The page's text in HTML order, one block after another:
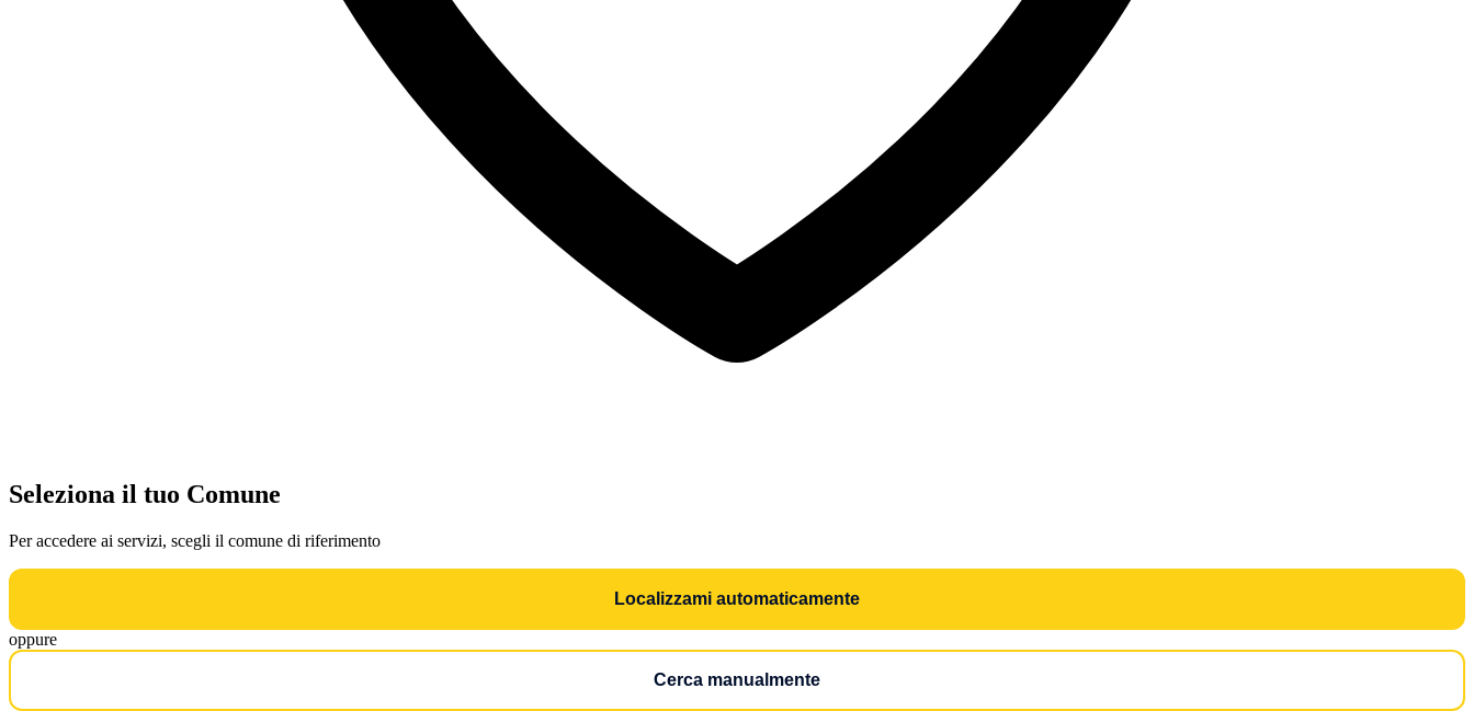
Seleziona il tuo Comune
Per accedere ai servizi, scegli il comune di riferimento
Localizzami automaticamente
oppure
Cerca manualmente